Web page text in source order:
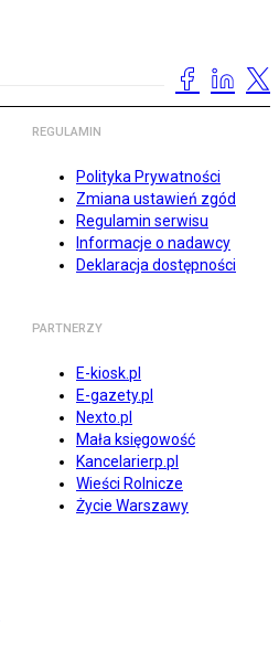
REGULAMIN
Polityka Prywatności
Zmiana ustawień zgód
Regulamin serwisu
Informacje o nadawcy
Deklaracja dostępności
PARTNERZY
E-kiosk.pl
E-gazety.pl
Nexto.pl
Mała księgowość
Kancelarierp.pl
Wieści Rolnicze
Życie Warszawy